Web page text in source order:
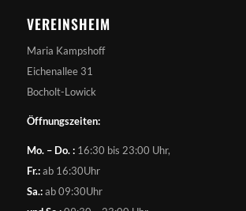
VEREINSHEIM
Maria Kampshoff
Eichenallee 31
Bocholt-Lowick
Öffnungszeiten:
Mo. – Do. :16:30 bis 23:00 Uhr,
Fr.:ab 16:30Uhr
Sa.:ab 09:30Uhr